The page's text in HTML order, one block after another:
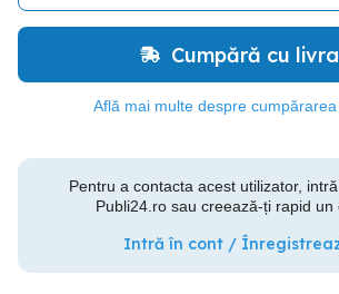
Cumpără cu
Află mai multe despre
Pentru a contacta acest utilizator,
Publi24.ro sau creează-ți rapid un
Intră în cont /